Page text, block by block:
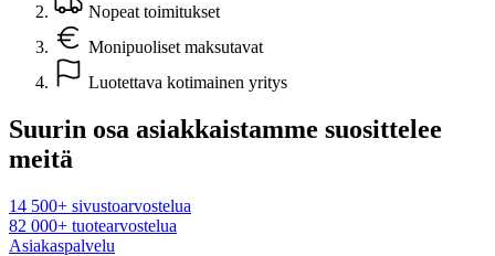
Nopeat toimitukset
Monipuoliset maksutavat
Luotettava kotimainen yritys
Suurin osa asiakkaistamme suosittelee
meitä
14 500+ sivustoarvostelua
82 000+ tuotearvostelua
Asiakaspalvelu